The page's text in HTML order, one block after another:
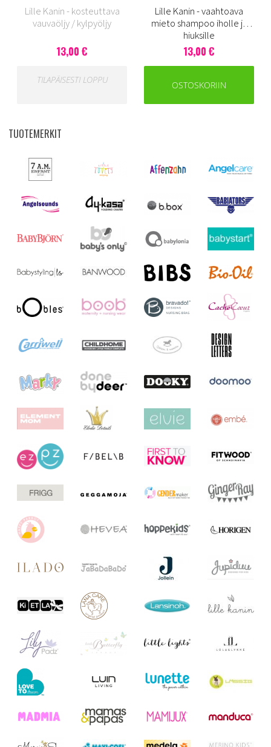
Lille Kanin - kosteuttava
vauvaöljy / kylpyöljy
13,00 €
TILAPÄISESTI LOPPU
Lille Kanin - vaahtoava
mieto shampoo iholle ja
hiuksille
13,00 €
OSTOSKORIIN
TUOTEMERKIT